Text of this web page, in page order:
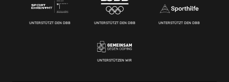
UNTERSTÜTZT DEN DBB UNTERSTÜTZT DEN DBB UNTERSTÜTZT DEN DBB
UNTERSTÜTZEN WIR